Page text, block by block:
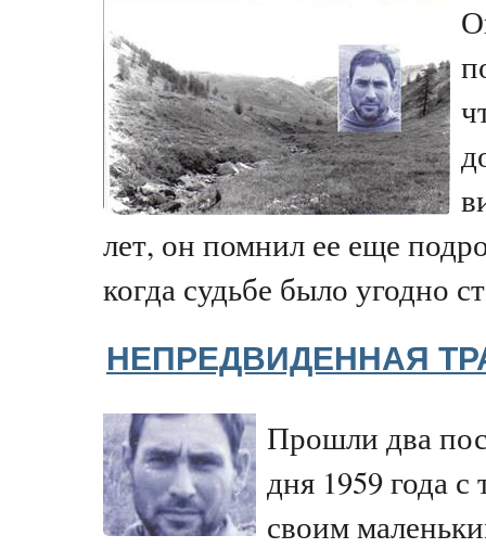
лет, он помнил ее еще
когда судьбе было угодно
НЕПРЕДВИДЕННАЯ
Прошли два
дня 1959 года
своим